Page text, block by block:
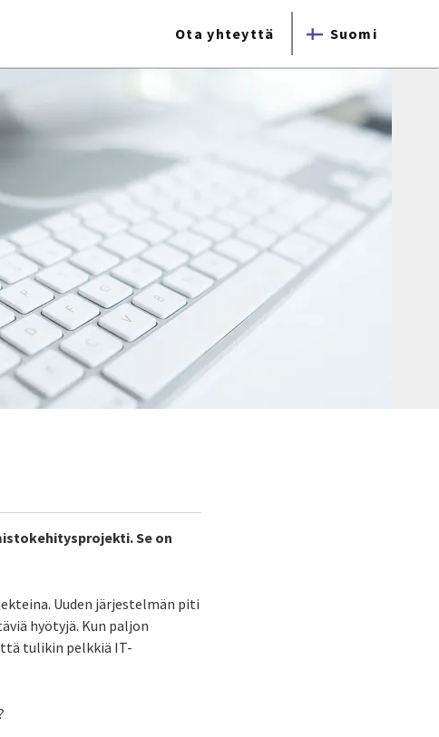
Ota yhteyttä Suomi
Se on
Uuden järjestelmän piti
hyötyjä. Kun paljon
tulikin pelkkiä IT-